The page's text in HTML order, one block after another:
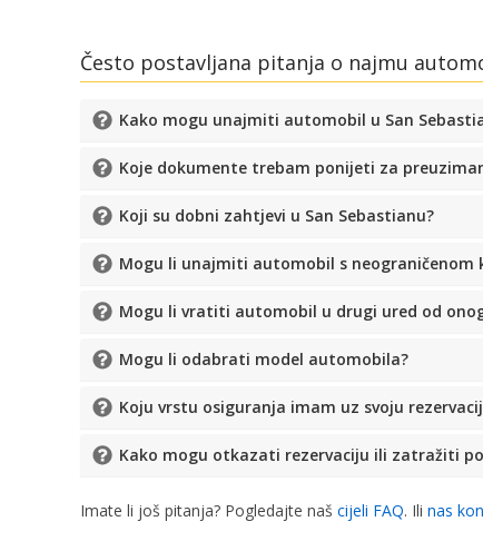
Često postavljana pitanja o najmu
Kako mogu unajmiti automobil u San
Koje dokumente trebam ponijeti za
Koji su dobni zahtjevi u San Sebastianu?
Mogu li unajmiti automobil s neograničenom
Mogu li vratiti automobil u drugi ured od
Mogu li odabrati model automobila?
Koju vrstu osiguranja imam uz svoju
Kako mogu otkazati rezervaciju ili zatražiti
Imate li još pitanja? Pogledajte naš cijeli FAQ. Ili nas